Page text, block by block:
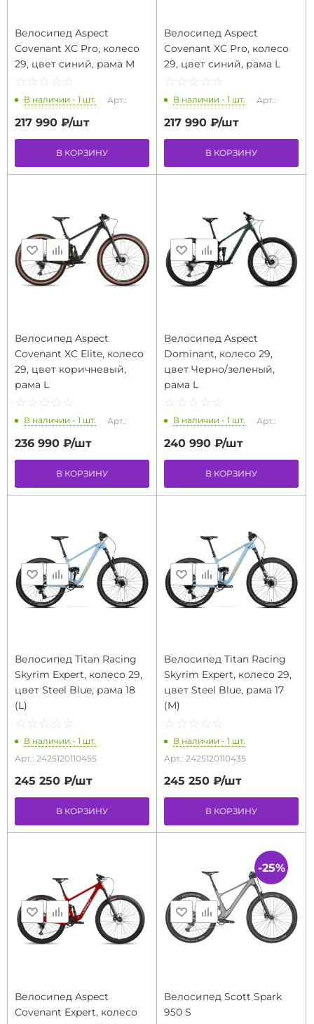
Велосипед Aspect
Covenant XC Pro, колесо
29, цвет синий, рама M
☆ ☆ ☆ ☆ ☆
★ ★ ★ ★ ★
В наличии - 1 шт. Арт.:
217 990 ₽/шт
В КОРЗИНУ
Велосипед Aspect
Covenant XC Pro, колесо
29, цвет синий, рама L
☆ ☆ ☆ ☆ ☆
★ ★ ★ ★ ★
В наличии - 1 шт. Арт.:
217 990 ₽/шт
В КОРЗИНУ
Велосипед Aspect
Covenant XC Elite, колесо
29, цвет коричневый,
рама L
☆ ☆ ☆ ☆ ☆
★ ★ ★ ★ ★
В наличии - 1 шт. Арт.:
236 990 ₽/шт
В КОРЗИНУ
Велосипед Aspect
Dominant, колесо 29,
цвет Черно/зеленый,
рама L
☆ ☆ ☆ ☆ ☆
★ ★ ★ ★ ★
В наличии - 1 шт. Арт.:
240 990 ₽/шт
В КОРЗИНУ
Велосипед Titan Racing
Skyrim Expert, колесо 29,
цвет Steel Blue, рама 18
(L)
☆ ☆ ☆ ☆ ☆
★ ★ ★ ★ ★
В наличии - 1 шт.
Арт.: 2425120110455
245 250 ₽/шт
В КОРЗИНУ
Велосипед Titan Racing
Skyrim Expert, колесо 29,
цвет Steel Blue, рама 17
(M)
☆ ☆ ☆ ☆ ☆
★ ★ ★ ★ ★
В наличии - 1 шт.
Арт.: 2425120110435
245 250 ₽/шт
В КОРЗИНУ
Велосипед Aspect
Covenant Expert, колесо
Велосипед Scott Spark
950 S
-25%